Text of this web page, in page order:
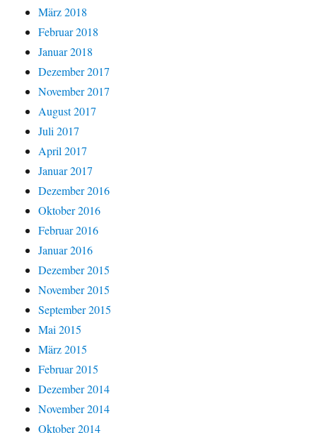
März 2018
Februar 2018
Januar 2018
Dezember 2017
November 2017
August 2017
Juli 2017
April 2017
Januar 2017
Dezember 2016
Oktober 2016
Februar 2016
Januar 2016
Dezember 2015
November 2015
September 2015
Mai 2015
März 2015
Februar 2015
Dezember 2014
November 2014
Oktober 2014